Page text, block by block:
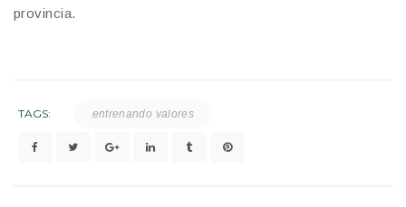
provincia.
TAGS: entrenando valores